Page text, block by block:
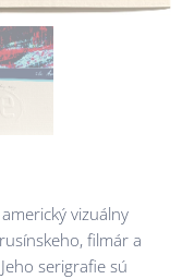
vizuálny
filmár a
serigrafie sú